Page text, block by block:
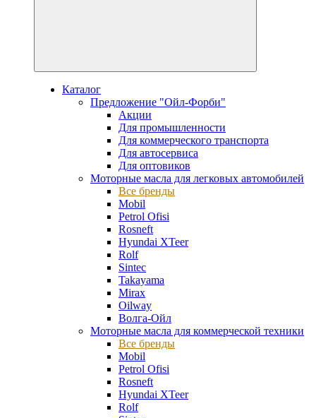
Каталог
Предложение "Ойл-Форби"
Акции
Для промышленности
Для коммерческого транспорта
Для автосервиса
Для оптовиков
Моторные масла для легковых автомобилей
Все бренды
Mobil
Petrol Ofisi
Rosneft
Hyundai XTeer
Rolf
Sintec
Takayama
Mirax
Oilway
Волга-Ойл
Моторные масла для коммерческой техники
Все бренды
Mobil
Petrol Ofisi
Rosneft
Hyundai XTeer
Rolf